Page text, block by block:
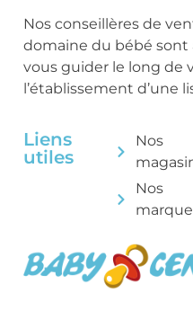
Nos conseillères de
domaine du bébé
vous guider le long de
l’établissement d’une
Liens
utiles
Nos
Nos